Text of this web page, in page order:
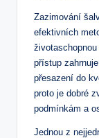
Zazimování
efektivních​
přístup⁤
přesazení do
proto je ​dobré
podmínkám a
Jednou z